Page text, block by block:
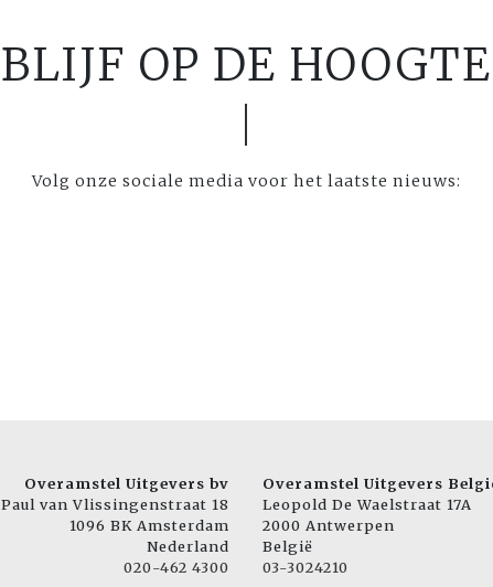
BLIJF OP DE HOOGTE
Volg onze sociale media voor het laatste nieuws:
Overamstel Uitgevers bv
Paul van Vlissingenstraat 18
1096 BK Amsterdam
Nederland
020-462 4300
Overamstel Uitgevers
Leopold De Waelstraat 17A
2000 Antwerpen
België
03-3024210